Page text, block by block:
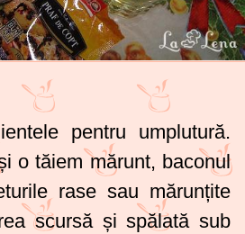
pentru umplutură.
o tăiem mărunt, baconul
rase sau mărunțite
scursă și spălată sub